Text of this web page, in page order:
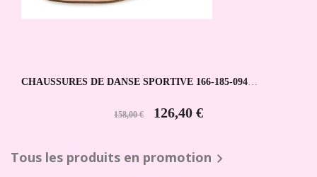
CHAUSSURES DE DANSE SPORTIVE 166-185-094
158,00 € 126,40 €
Tous les produits en promotion 